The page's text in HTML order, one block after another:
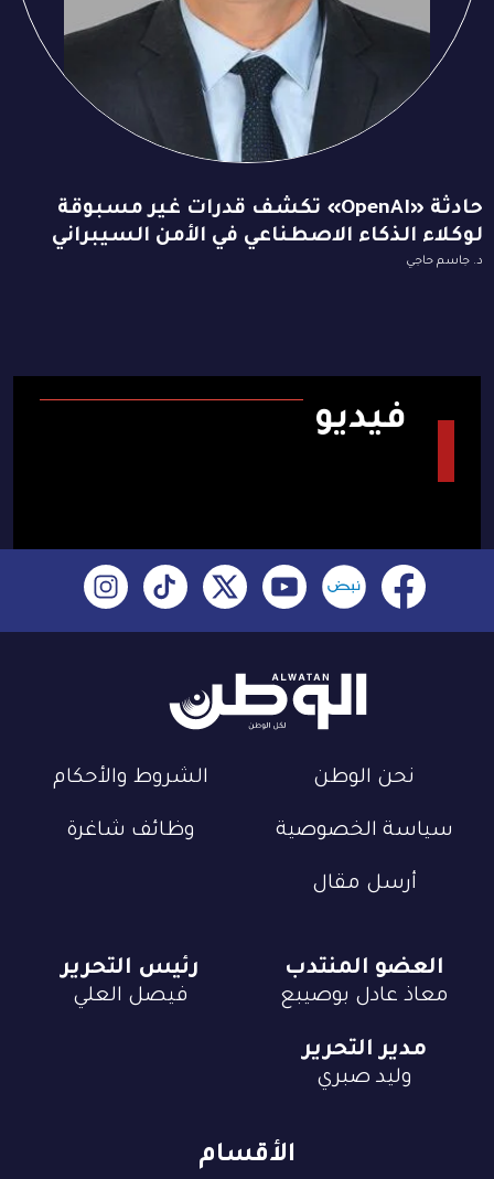
حادثة «OpenAI» تكشف قدرات غير مسبوقة
لوكلاء الذكاء الاصطناعي في الأمن السيبراني
د. جاسم حاجي
فيديو
نحن الوطن الشروط والأحكام
سياسة الخصوصية وظائف شاغرة
أرسل مقال
الأقسام
العضو المنتدب
معاذ عادل بوصيبع
رئيس التحرير
فيصل العلي
مدير التحرير
وليد صبري